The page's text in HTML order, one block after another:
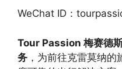
WeChat ID：
Tour Passion 梅赛德
务 ，为前往克雷莫纳